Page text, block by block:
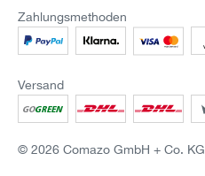
Zahlungsmethoden
Versand
© 2026 Comazo GmbH + Co. KG